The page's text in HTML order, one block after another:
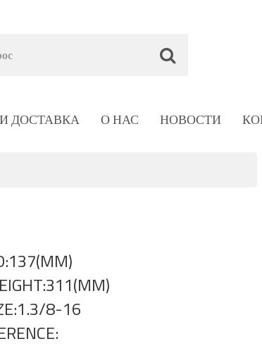
ДОСТАВКА О НАС НОВОСТИ
8-16